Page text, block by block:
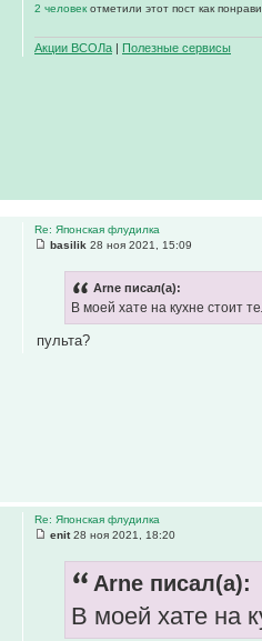
2 человек отметили этот пост как
Акции ВСОЛа | Полезные сервисы
Re: Японская флудилка
basilik 28 ноя 2021, 15:09
Arne писал(а):
В моей хате на кухне стоит
пульта?
Re: Японская флудилка
enit28 ноя 2021, 18:20
Arne писал(а):
В моей хате на